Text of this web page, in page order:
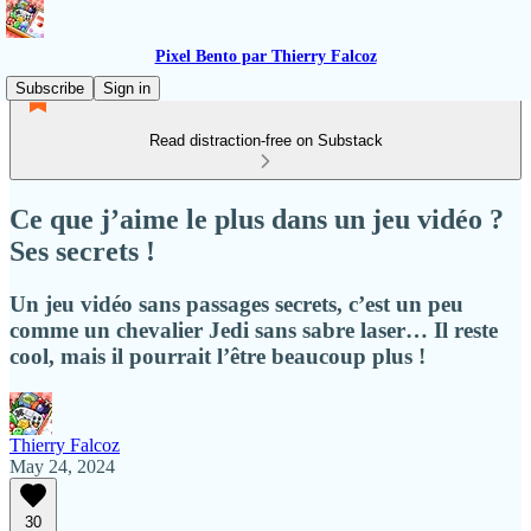
Pixel Bento par Thierry Falcoz
Subscribe
Sign in
Read distraction-free on Substack
Ce que j’aime le plus dans un jeu vidéo ?
Ses secrets !
Un jeu vidéo sans passages secrets, c’est un peu
comme un chevalier Jedi sans sabre laser… Il reste
cool, mais il pourrait l’être beaucoup plus !
Thierry Falcoz
May 24, 2024
30